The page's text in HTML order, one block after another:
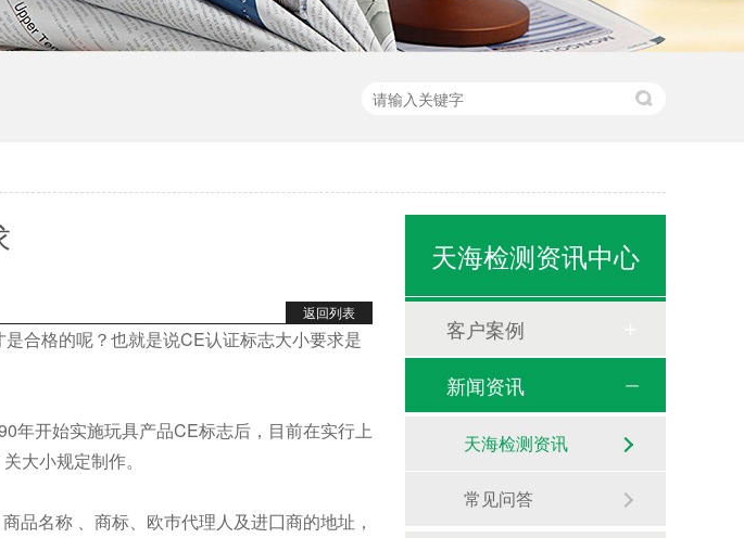
返回列表
合格的呢？也就是说CE认证标志大小要求是
年开始实施玩具产品CE标志后，目前在实行上
大小规定制作。
品名称 、商标、欧巿代理人及进囗商的地址，
天海检测资讯中心
客户案例
新闻资讯
天海检测资讯
常见问答